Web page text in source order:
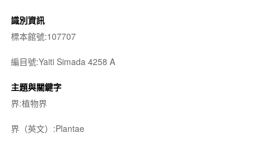
識別資訊
標本館號:107707
編目號:Yaiti Simada 4258 A
主題與關鍵字
界:植物界
界（英文）:Plantae